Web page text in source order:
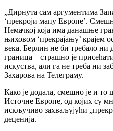
„Дирнута сам аргументима
‘прекроји мапу Европе’.
Немачкој која има данашње
њиховом ‘прекрајању’ крајем
века. Берлин не би требало ни
граница – страшно је
искуства, али га не треба ни
Захарова на Телеграму.
Како је додала, смешно је и то
Источне Европе, од којих су
искључиво захваљујући
деценија.